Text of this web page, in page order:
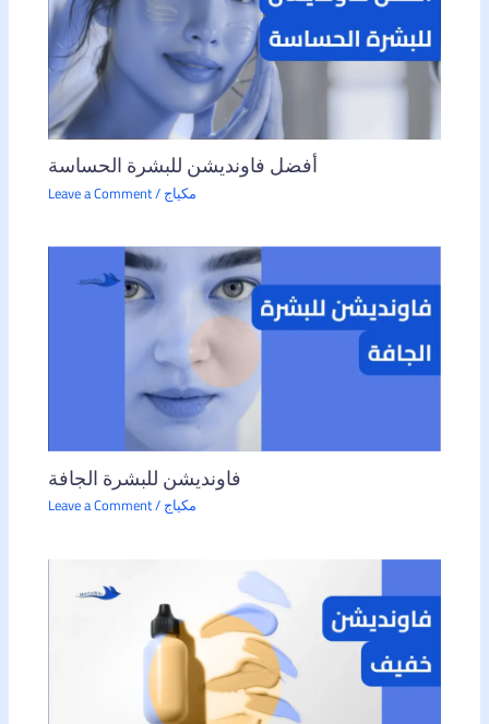
أفضل فاونديشن للبشرة الحساسة
Leave a Comment/مكياج
فاونديشن للبشرة الجافة
Leave a Comment/مكياج